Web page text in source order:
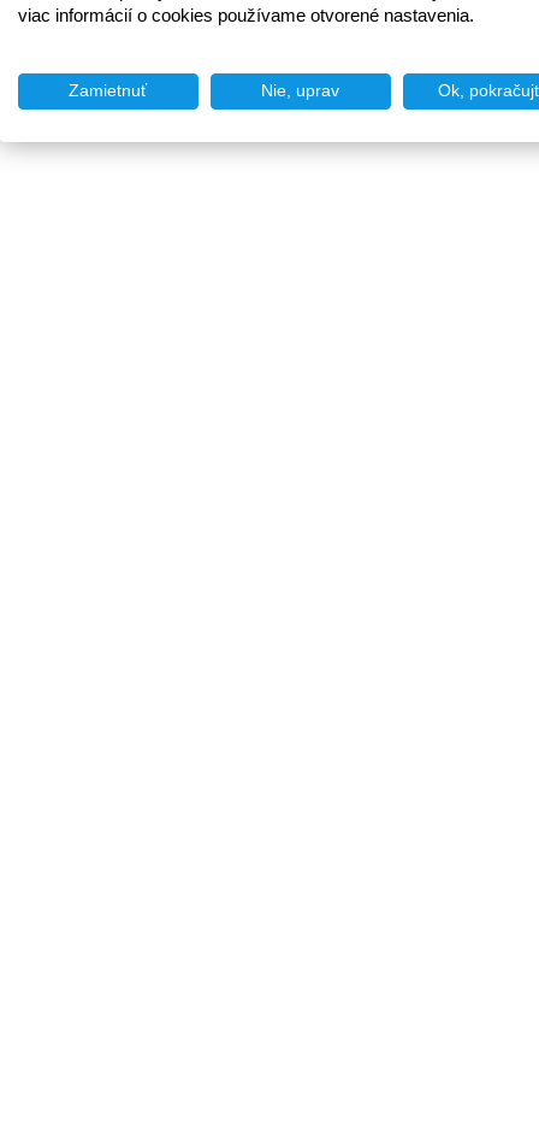
viac informácií o cookies používame otvorené nastavenia.
Zamietnuť Nie, uprav Ok,